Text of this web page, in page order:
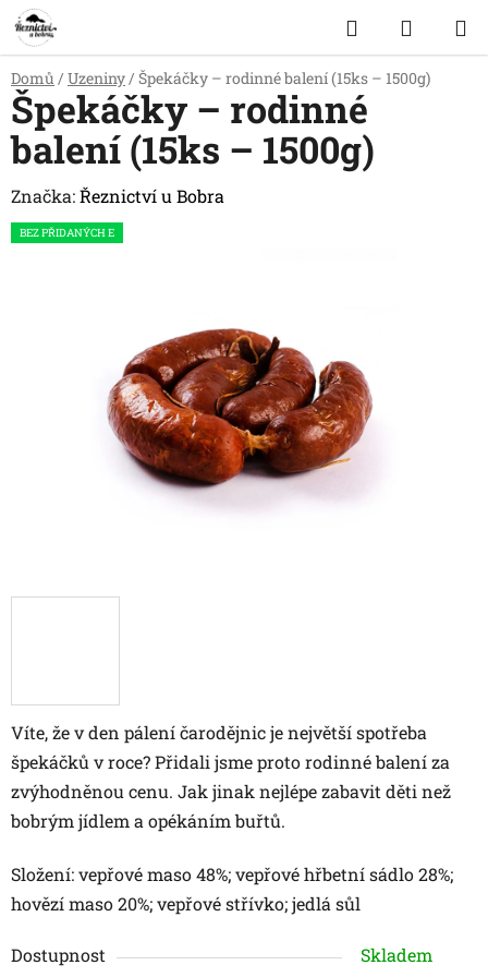
Přejít
na
obsah
Hledat
KOŠÍK
Domů / Uzeniny / Špekáčky – rodinné balení (15ks – 1500g)
Víte, že v den pálení čarodějnic je největší spotřeba
špekáčků v roce? Přidali jsme proto rodinné balení za
zvýhodněnou cenu. Jak jinak nejlépe zabavit děti než
bobrým jídlem a opékáním buřtů.
Složení: vepřové maso 48%; vepřové hřbetní sádlo 28%;
hovězí maso 20%; vepřové střívko; jedlá sůl
Dostupnost
Skladem
Špekáčky – rodinné
balení (15ks – 1500g)
Značka:Řeznictví u Bobra
BEZ PŘIDANÝCH E